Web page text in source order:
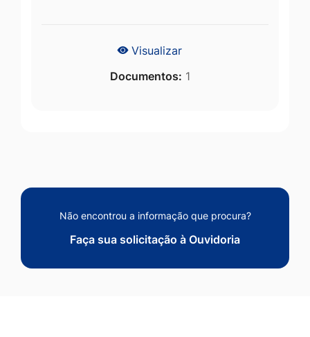
Visualizar
Documentos: 1
Não encontrou a informação que procura?
Faça sua solicitação à Ouvidoria